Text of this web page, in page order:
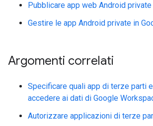
Pubblicare app web Android private
Gestire le app Android private in
Argomenti correlati
Specificare quali app di terze parti
accedere ai dati di Google
Autorizzare applicazioni di terze